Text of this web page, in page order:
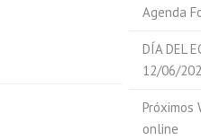
Agenda
DÍA DEL
12/06/
Próximos
online